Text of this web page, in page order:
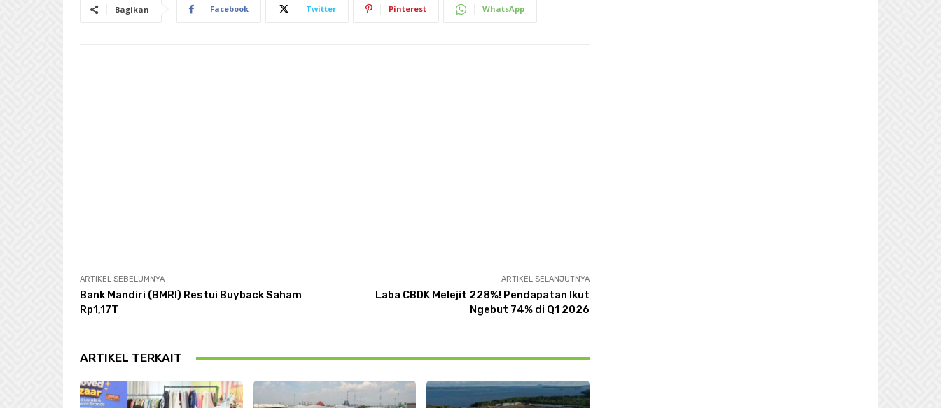
Bagikan Facebook Twitter Pinterest WhatsApp
ARTIKEL SEBELUMNYA
Bank Mandiri (BMRI) Restui Buyback Saham
Rp1,17T
ARTIKEL SELANJUTNYA
Laba CBDK Melejit 228%! Pendapatan Ikut
Ngebut 74% di Q1 2026
ARTIKEL TERKAIT